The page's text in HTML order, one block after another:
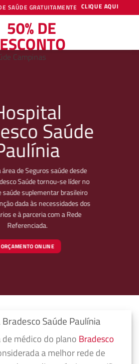
SAÚDE GRATUITAMENTE CLIQUE AQUI
Saúde
de Seguros saúde desde
Saúde tornou-se líder no
saúde suplementar brasileiro
dada às necessidades dos
e à parceria com a Rede
Referenciada.
ORÇAMENTO ONLINE
Saúde Paulínia
médico do plano Bradesco
a melhor rede de